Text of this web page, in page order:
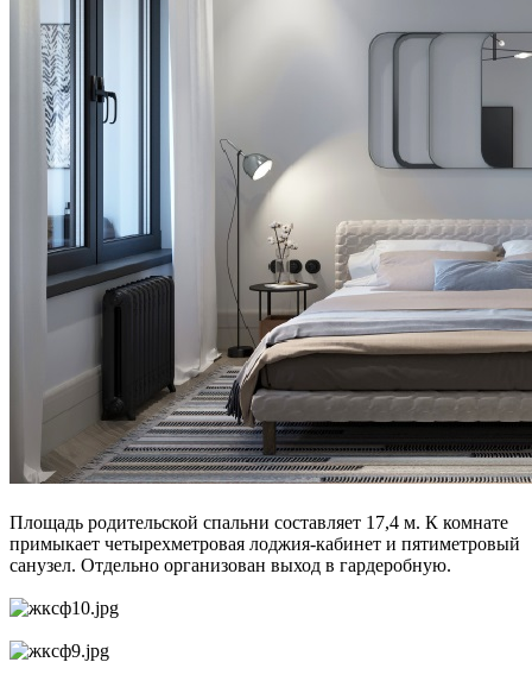
Площадь родительской спальни составляет 17,4 м. К комнате
примыкает четырехметровая лоджия-кабинет и пятиметровый
санузел. Отдельно организован выход в гардеробную.